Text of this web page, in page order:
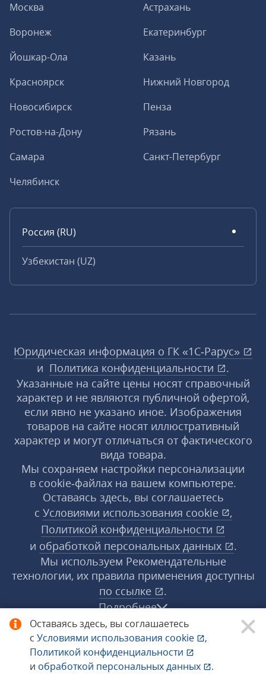
Оставаясь здесь, вы соглашаетесь
с Условиями использования cookie
,
Политикой конфиденциальности
и обработкой персональных данных .
Москва
Астрахань
Воронеж
Екатеринбург
Йошкар-Ола
Казань
Красноярск
Нижний Новгород
Новосибирск
Пенза
Ростов-на-Дону
Рязань
Самара
Санкт-Петербург
Челябинск
Россия (RU)
Узбекистан (UZ)
Юридическая информация о ГК «1С‑Рарус»
и Политика конфиденциальности
.
Указанные на сайте цены носят справочный
характер и не являются публичной офертой,
если явно не указано иное. Изображения
товаров на сайте носят иллюстративный
характер и могут отличаться от фактического
вида товара.
Мы сохраняем настройки персонализации
в cookie‑файлах на вашем компьютере.
Оставаясь здесь, вы соглашаетесь
с Условиями использования cookie
,
Политикой конфиденциальности
и обработкой персональных данных
.
Мы используем Рекомендательные
технологии, их правила применения доступны
по ссылке
.
Подробнее
© 1998−2026 «1С‑Рарус» ®. Все права
защищены.